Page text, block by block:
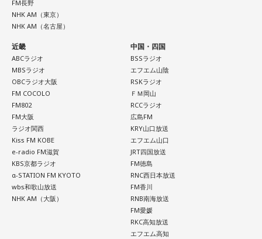
FM長野
NHK AM（東京）
NHK AM（名古屋）
近畿
ABCラジオ
MBSラジオ
OBCラジオ大阪
FM COCOLO
FM802
FM大阪
ラジオ関西
Kiss FM KOBE
e-radio FM滋賀
KBS京都ラジオ
α-STATION FM KYOTO
wbs和歌山放送
NHK AM（大阪）
中国・四国
BSSラジオ
エフエム山陰
RSKラジオ
ＦＭ岡山
RCCラジオ
広島FM
KRY山口放送
エフエム山口
JRT四国放送
FM徳島
RNC西日本放送
FM香川
RNB南海放送
FM愛媛
RKC高知放送
エフエム高知